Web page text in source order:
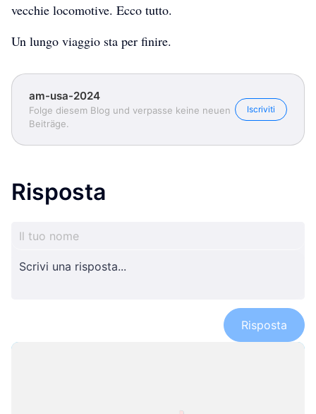
vecchie locomotive. Ecco tutto.
Un lungo viaggio sta per finire.
am-usa-2024
Folge diesem Blog und verpasse keine neuen
Beiträge.
Iscriviti
Risposta
Risposta